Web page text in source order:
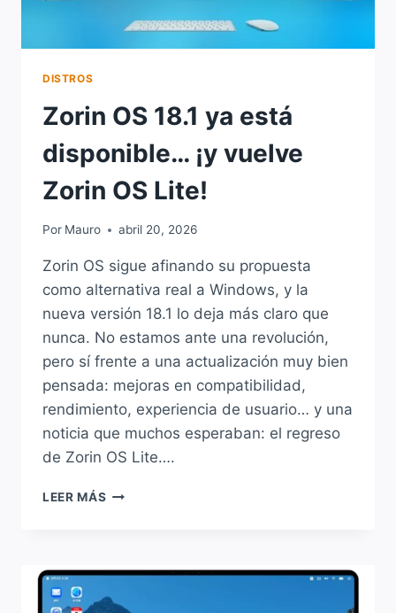
DISTROS
Zorin OS 18.1 ya está
disponible… ¡y vuelve
Zorin OS Lite!
Por Mauro abril 20, 2026
Zorin OS sigue afinando su propuesta
como alternativa real a Windows, y la
nueva versión 18.1 lo deja más claro que
nunca. No estamos ante una revolución,
pero sí frente a una actualización muy bien
pensada: mejoras en compatibilidad,
rendimiento, experiencia de usuario… y una
noticia que muchos esperaban: el regreso
de Zorin OS Lite….
LEER MÁS ZORIN
ESTÁ
¡Y